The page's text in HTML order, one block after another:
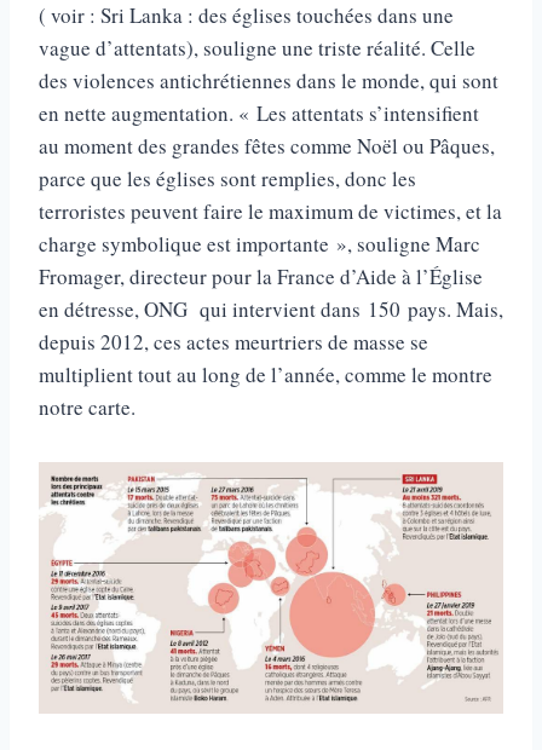
( voir : Sri Lanka : des églises touchées dans une
vague d’attentats), souligne une triste réalité. Celle
des violences antichrétiennes dans le monde, qui sont
en nette augmentation. « Les attentats s’intensifient
au moment des grandes fêtes comme Noël ou Pâques,
parce que les églises sont remplies, donc les
terroristes peuvent faire le maximum de victimes, et la
charge symbolique est importante », souligne Marc
Fromager, directeur pour la France d’Aide à l’Église
en détresse, ONG qui intervient dans 150 pays. Mais,
depuis 2012, ces actes meurtriers de masse se
multiplient tout au long de l’année, comme le montre
notre carte.